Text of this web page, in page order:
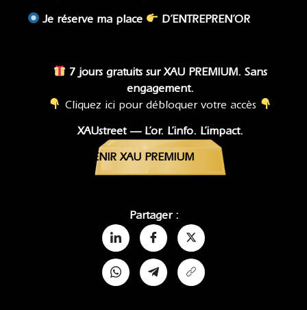
Je réserve ma place D’ENTREPREN’OR
7 jours gratuits sur XAU PREMIUM. Sans
engagement.
Cliquez ici pour débloquer votre accès
XAUstreet — L’or. L’info. L’impact.
DEVENIR XAU PREMIUM
Partager :